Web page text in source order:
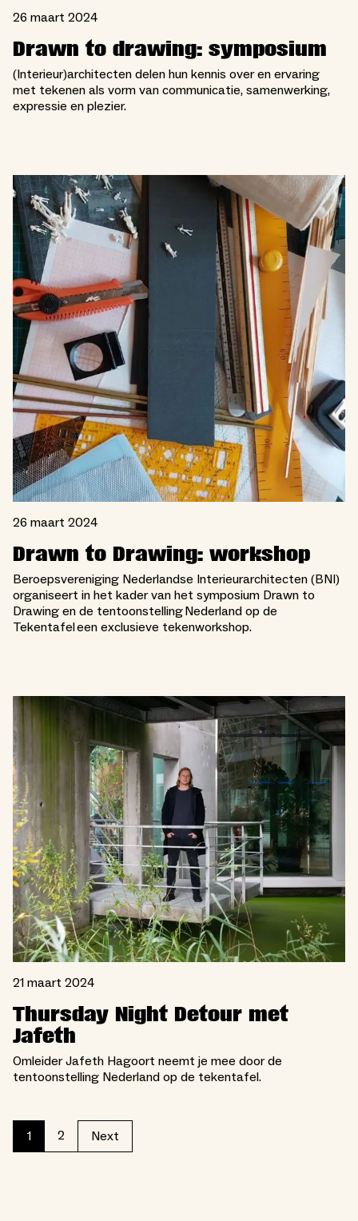
26 maart 2024
Drawn to drawing: symposium
(Interieur)architecten delen hun kennis over en ervaring
met tekenen als vorm van communicatie, samenwerking,
expressie en plezier.
26 maart 2024
Drawn to Drawing: workshop
Beroepsvereniging Nederlandse Interieurarchitecten (BNI)
organiseert in het kader van het symposium Drawn to
Drawing en de tentoonstelling Nederland op de
Tekentafel een exclusieve tekenworkshop.
21 maart 2024
Thursday Night Detour met
Jafeth
Omleider Jafeth Hagoort neemt je mee door de
tentoonstelling Nederland op de tekentafel.
1 2 Next